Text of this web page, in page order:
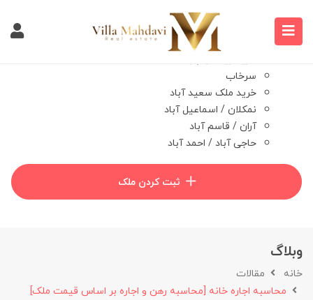
درخواست مشتری
خرید ویلا
سرخاب
خرید ملک سعید آباد
نمکلان / اسماعیل آباد
آران / قاسم آباد
حاجی آباد / احمد آباد
وبلاگ
ثبت کردن ملک
وبلاگ
خانه
مقالات
محاسبه اجاره خانه [محاسبه رهن و اجاره بر اساس قیمت ملک]